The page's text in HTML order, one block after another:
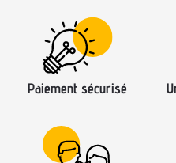
Paiement sécurisé